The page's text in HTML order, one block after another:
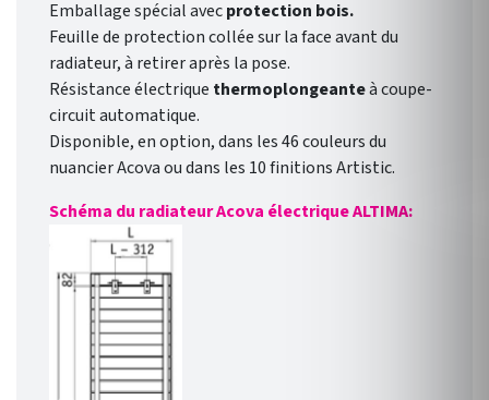
Emballage spécial avecprotection bois.
Feuille de protection collée sur la face avant du
radiateur, à retirer après la pose.
Résistance électrique thermoplongeanteà coupe-
circuit automatique.
Disponible, en option, dans les 46 couleurs du
nuancier Acova ou dans les 10 finitions Artistic.
Schéma du radiateur Acova électrique ALTIMA: